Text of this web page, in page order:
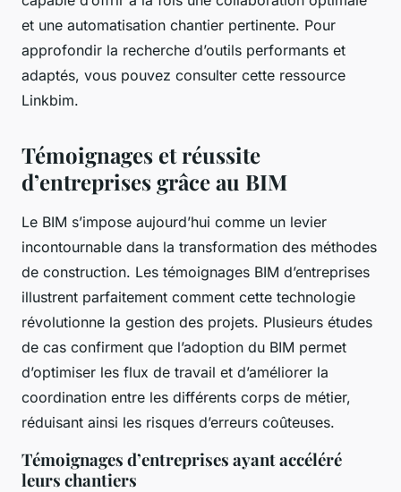
et une automatisation chantier pertinente. Pour
approfondir la recherche d’outils performants et
adaptés, vous pouvez consulter cette ressource
Linkbim.
Témoignages et réussite
d’entreprises grâce au BIM
Le BIM s’impose aujourd’hui comme un levier
incontournable dans la transformation des méthodes
de construction. Les témoignages BIM d’entreprises
illustrent parfaitement comment cette technologie
révolutionne la gestion des projets. Plusieurs études
de cas confirment que l’adoption du BIM permet
d’optimiser les flux de travail et d’améliorer la
coordination entre les différents corps de métier,
réduisant ainsi les risques d’erreurs coûteuses.
Témoignages d’entreprises ayant accéléré
leurs chantiers